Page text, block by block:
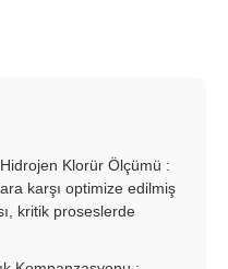
Klorür Ölçümü :
karşı optimize edilmiş
kritik proseslerde